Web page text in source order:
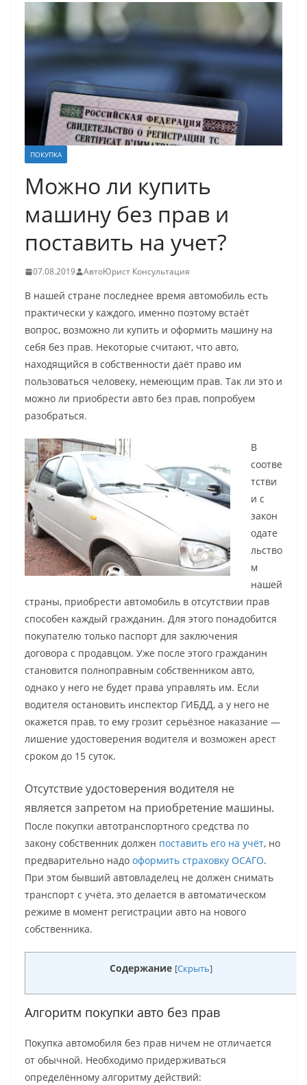
ПОКУПКА
Можно ли купить
машину без прав и
поставить на учет?
07.08.2019 АвтоЮрист Консультация
В нашей стране последнее время автомобиль есть
практически у каждого, именно поэтому встаёт
вопрос, возможно ли купить и оформить машину на
себя без прав. Некоторые считают, что авто,
находящийся в собственности даёт право им
пользоваться человеку, немеющим прав. Так ли это и
можно ли приобрести авто без прав, попробуем
разобраться.
В
соотве
тстви
и с
закон
одате
льство
м
нашей
страны, приобрести автомобиль в отсутствии прав
способен каждый гражданин. Для этого понадобится
покупателю только паспорт для заключения
договора с продавцом. Уже после этого гражданин
становится полноправным собственником авто,
однако у него не будет права управлять им. Если
водителя остановить инспектор ГИБДД, а у него не
окажется прав, то ему грозит серьёзное наказание —
лишение удостоверения водителя и возможен арест
сроком до 15 суток.
Отсутствие удостоверения водителя не
является запретом на приобретение машины.
После покупки автотранспортного средства по
закону собственник должен поставить его на учёт, но
предварительно надо оформить страховку ОСАГО.
При этом бывший автовладелец не должен снимать
транспорт с учёта, это делается в автоматическом
режиме в момент регистрации авто на нового
собственника.
Содержание [Скрыть]
Алгоритм покупки авто без прав
Покупка автомобиля без прав ничем не отличается
от обычной. Необходимо придерживаться
определённому алгоритму действий: